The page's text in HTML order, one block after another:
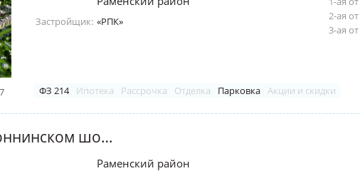
2-ая от
3-ая от
Застройщик: «РПК»
ФЗ 214 Ипотека Рассрочка Отделка Парковка Акции и скидки
ЖК "Дом на Доннинском шоссе, 17" (Раменское)
Раменский район